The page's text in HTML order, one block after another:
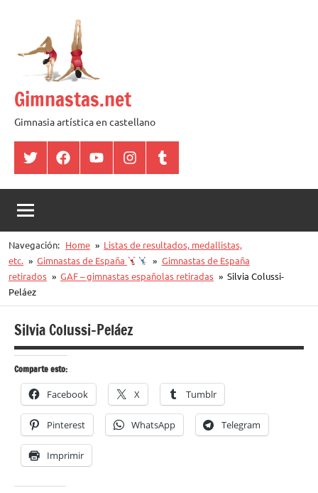
contenido
Gimnastas.net
Gimnasia artística en castellano
TwitterFacebookYouTubeInstagramTumblr
Navegación: Home
Listas de resultados, medallistas,
etc.
Gimnastas de España
Gimnastas de España
retirados
GAF – gimnastas españolas retiradas
Silvia Colussi-
Peláez
Silvia Colussi-Peláez
Comparte esto:
Facebook X Tumblr
Pinterest WhatsApp Telegram
Imprimir